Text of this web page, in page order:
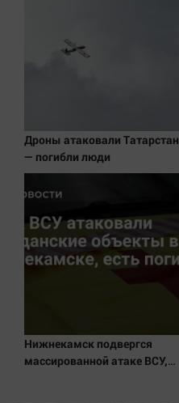
Народная журналистика
Отдых
Персона
Тенденции
Точка на карте
Дроны атаковали Татарстан
— погибли люди
Нижнекамск подвергся
массированной атаке ВСУ,